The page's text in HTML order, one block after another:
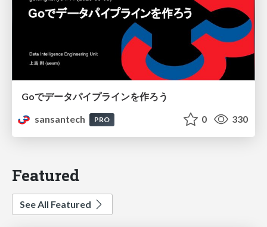
Goでデータパイプラインを作ろう
sansantech
PRO 0 330
Featured
See All Featured